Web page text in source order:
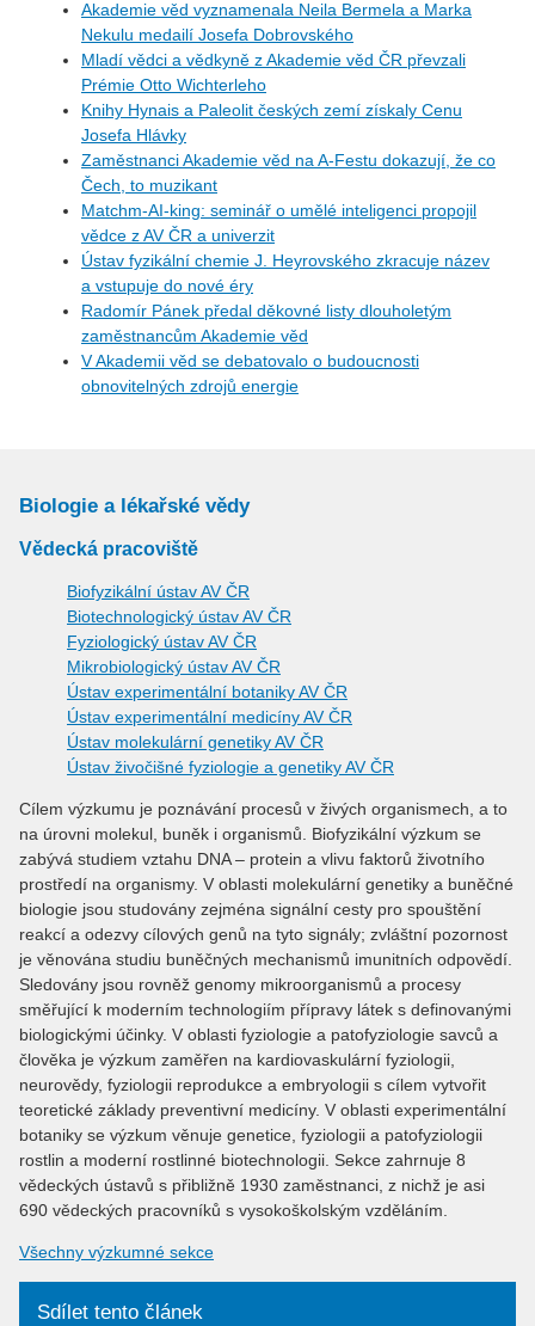
Akademie věd vyznamenala Neila Bermela a Marka
Nekulu medailí Josefa Dobrovského
Mladí vědci a vědkyně z Akademie věd ČR převzali
Prémie Otto Wichterleho
Knihy Hynais a Paleolit českých zemí získaly Cenu
Josefa Hlávky
Zaměstnanci Akademie věd na A-Festu dokazují, že co
Čech, to muzikant
Matchm-AI-king: seminář o umělé inteligenci propojil
vědce z AV ČR a univerzit
Ústav fyzikální chemie J. Heyrovského zkracuje název
a vstupuje do nové éry
Radomír Pánek předal děkovné listy dlouholetým
zaměstnancům Akademie věd
V Akademii věd se debatovalo o budoucnosti
obnovitelných zdrojů energie
Biologie a lékařské vědy
Vědecká pracoviště
Biofyzikální ústav AV ČR
Biotechnologický ústav AV ČR
Fyziologický ústav AV ČR
Mikrobiologický ústav AV ČR
Ústav experimentální botaniky AV ČR
Ústav experimentální medicíny AV ČR
Ústav molekulární genetiky AV ČR
Ústav živočišné fyziologie a genetiky AV ČR
Cílem výzkumu je poznávání procesů v živých organismech, a to
na úrovni molekul, buněk i organismů. Biofyzikální výzkum se
zabývá studiem vztahu DNA – protein a vlivu faktorů životního
prostředí na organismy. V oblasti molekulární genetiky a buněčné
biologie jsou studovány zejména signální cesty pro spouštění
reakcí a odezvy cílových genů na tyto signály; zvláštní pozornost
je věnována studiu buněčných mechanismů imunitních odpovědí.
Sledovány jsou rovněž genomy mikroorganismů a procesy
směřující k moderním technologiím přípravy látek s definovanými
biologickými účinky. V oblasti fyziologie a patofyziologie savců a
člověka je výzkum zaměřen na kardiovaskulární fyziologii,
neurovědy, fyziologii reprodukce a embryologii s cílem vytvořit
teoretické základy preventivní medicíny. V oblasti experimentální
botaniky se výzkum věnuje genetice, fyziologii a patofyziologii
rostlin a moderní rostlinné biotechnologii. Sekce zahrnuje 8
vědeckých ústavů s přibližně 1930 zaměstnanci, z nichž je asi
690 vědeckých pracovníků s vysokoškolským vzděláním.
Všechny výzkumné sekce
Sdílet tento článek